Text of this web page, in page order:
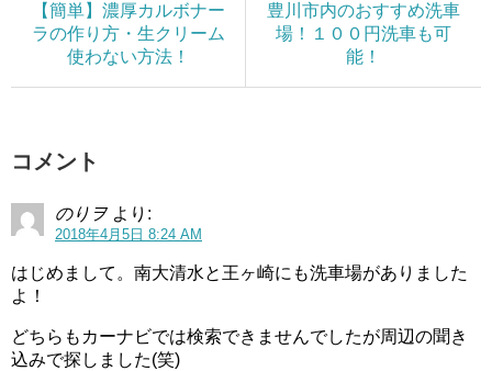
【簡単】濃厚カルボナー
ラの作り方・生クリーム
使わない方法！
豊川市内のおすすめ洗車
場！１００円洗車も可
能！
コメント
のりヲ より:
2018年4月5日 8:24 AM
はじめまして。南大清水と王ヶ崎にも洗車場がありました
よ！
どちらもカーナビでは検索できませんでしたが周辺の聞き
込みで探しました(笑)